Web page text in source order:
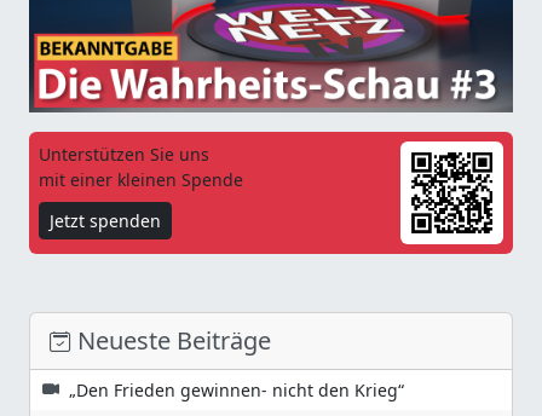
Unterstützen Sie uns
mit einer kleinen Spende
Jetzt spenden
Neueste Beiträge
„Den Frieden gewinnen- nicht den Krieg“